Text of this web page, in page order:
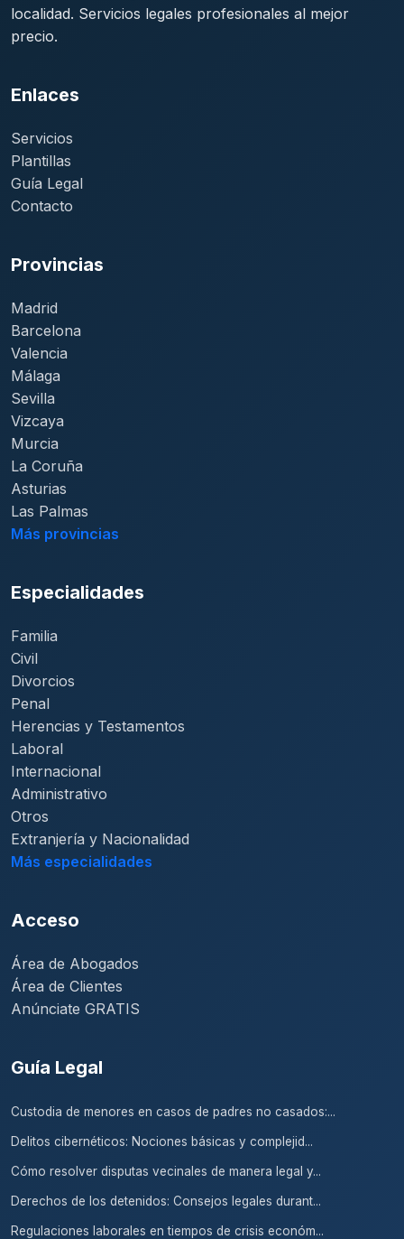
localidad. Servicios legales profesionales al mejor
precio.
Enlaces
Servicios
Plantillas
Guía Legal
Contacto
Provincias
Madrid
Barcelona
Valencia
Málaga
Sevilla
Vizcaya
Murcia
La Coruña
Asturias
Las Palmas
Más provincias
Especialidades
Familia
Civil
Divorcios
Penal
Herencias y Testamentos
Laboral
Internacional
Administrativo
Otros
Extranjería y Nacionalidad
Más especialidades
Acceso
Área de Abogados
Área de Clientes
Anúnciate GRATIS
Guía Legal
Custodia de menores en casos de padres no casados:...
Delitos cibernéticos: Nociones básicas y complejid...
Cómo resolver disputas vecinales de manera legal y...
Derechos de los detenidos: Consejos legales durant...
Regulaciones laborales en tiempos de crisis económ...